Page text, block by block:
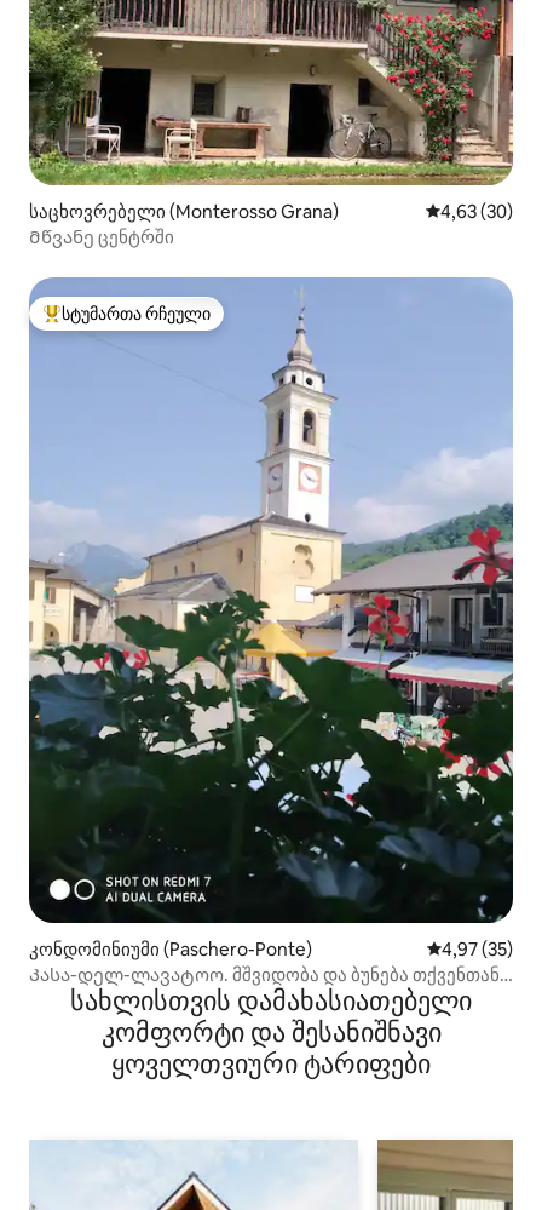
საცხოვრებელი (Monterosso Grana) საშუალო
4,63 (30)
Მწვანე ცენტრში
სტუმართა რჩეული მოწინავე ვარიანტი
სტუმართა რჩეული
კონდომინიუმი (Paschero-Ponte) საშუალო
4,97 (35)
Კასა-დელ-ლავატოო. მშვიდობა და ბუნება თქვენთან
ახლოს...სახლისთვის დამახასიათებელი
კომფორტი და შესანიშნავი
ყოველთვიური ტარიფები